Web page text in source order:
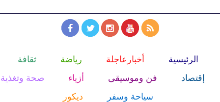
الرئيسية أخبارعاجلة رياضة
ثقافة
إقتصاد
فن وموسيقى أزياء
صحة وتغذية
سياحة وسفر
ديكور